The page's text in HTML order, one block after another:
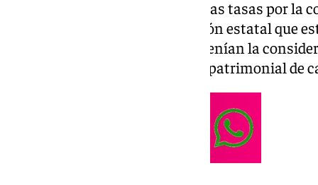
ordenanza fiscal reguladora de las tasas por la
en cumplimiento de la legislación estatal que
funerarios que anteriormente tenían la
remunerados como prestación patrimonial de